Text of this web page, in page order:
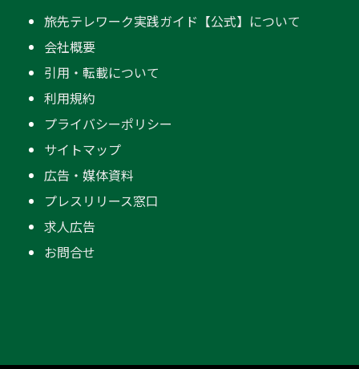
旅先テレワーク実践ガイド【公式】について
会社概要
引用・転載について
利用規約
プライバシーポリシー
サイトマップ
広告・媒体資料
プレスリリース窓口
求人広告
お問合せ